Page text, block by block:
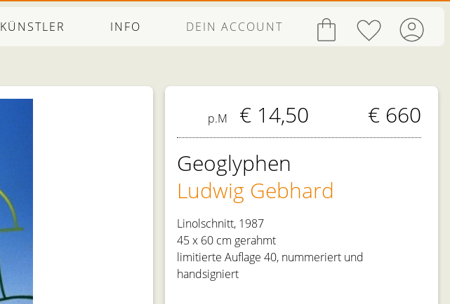
KÜNSTLER INFO DEIN ACCOUNT
p.M € 14,50
€ 660
Geoglyphen
Ludwig Gebhard
Linolschnitt, 1987
45 x 60 cm gerahmt
limitierte Auflage 40, nummeriert und
handsigniert